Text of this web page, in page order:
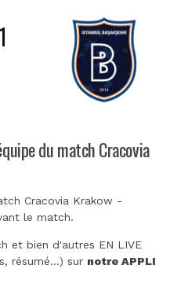
1
du match Cracovia
Cracovia Krakow -
le match.
et bien d'autres EN LIVE
résumé...) sur notre APPLI